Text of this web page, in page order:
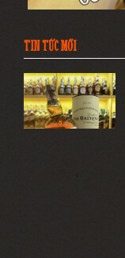
TIN TỨC MỚI